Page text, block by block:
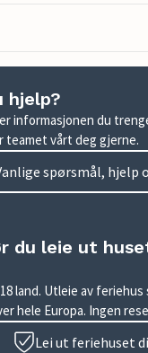
hjelp?
informasjonen du
teamet vårt deg gjerne.
spørsmål, hjelp
du leie ut
land. Utleie av feriehus
hele Europa. Ingen
Lei ut feriehuset